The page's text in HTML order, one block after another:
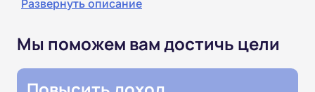
проходит дистанционно: это курсы онлайн с
доступом к материалам 24/7, без практики и без
видеоконференций, что удобно для совмещения с
Развернуть описание
Мы поможем вам достичь цели